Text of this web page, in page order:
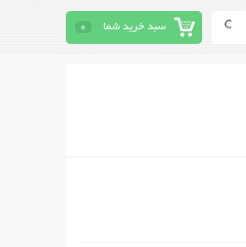
سبد خرید شما 0